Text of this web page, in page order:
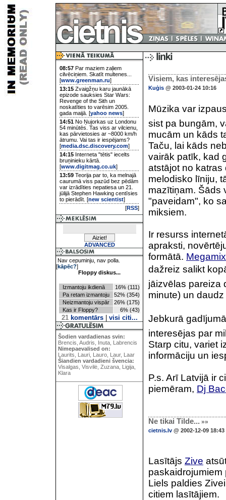
08:57 Par maziem zaļiem
cilvēciņiem. Skatīt multenes...
[www.greenman.ru]
13:15 Zvaigžņu karu jaunākā
epizode sauksies Star Wars:
Revenge of the Sith un
noskatīties to varēsim 2005.
gada maijā. [yahoo news]
14:51 No Ņujorkas uz Londonu
54 minūtēs. Tas viss ar vilcienu,
kas pārvietosies ar ~8000 km/h
ātrumu. Vai tas ir iespējams?
[media.dsc.discovery.com]
14:15 Interneta "tētis" iecelts
bruņinieku kārtā.
[www.digitmag.co.uk]
13:59 Teorija par to, ka melnajā
caurumā viss pazūd bez pēdām
var izrādīties nepatiesa un 21.
jūlijā Stephen Hawking centīsies
to pierādīt. [new scientist]
[RSS]
ADVANCED
Nav cepuminju, nav polla.
[kāpēc?]
Floppy diskus...
Izmantoju ikdienā
16% (111)
Pa retam izmantoju
52% (354)
Neizmantoju vispār
26% (175)
Kas ir Floppy?
6% (43)
21komentārs| visi citi...
Šodien vardadienas svin:
Brencis, Audris, Inuta, Labrencis
Nimepaevalised on:
Laurits, Lauri, Lauro, Laur, Laar
Šiandien vardadieni švencia:
Visalgas, Visvilė, Zuzana, Ligija,
Klara
Visiem, kas
Kuģis @ 2003-01-24 10:16
Mūzika var
sist pa bungām,
mucām un kāds
Taču, lai kāds
vairāk patīk, kad
atstājot no
melodisko līniju,
mazītiņam. Šāds
"paveidam", ko
miksiem.
Ir resurss
apraksti,
formātā.
dažreiz salikt
jāizvēlas pareiza
minute) un
Jebkurā
interesējas par
Starp citu, variet
informāciju un
P.s. Arī Latvijā ir
piemēram, Dj
Ne tikai Tilde... »»
cietnis.lv @ 2002-12-09 18:43
Lasītājs Zive
Liels paldies
citiem lasītājiem.